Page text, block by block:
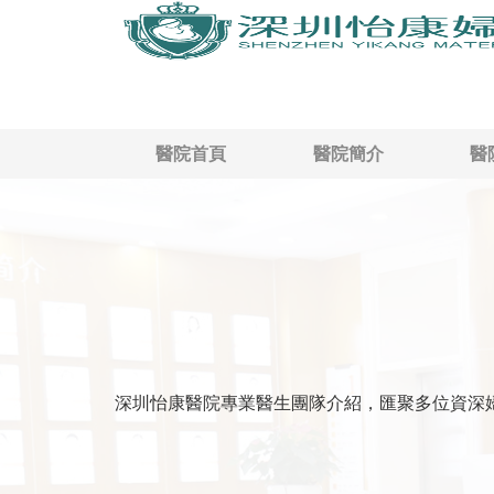
醫院首頁 醫院簡介 醫
深圳怡康醫院專業醫生團隊介紹，匯聚多位資